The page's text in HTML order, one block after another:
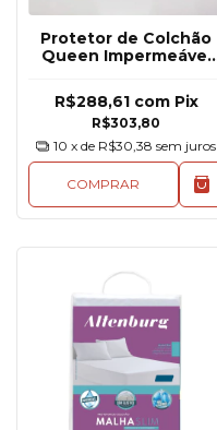
Protetor de Colchão
Queen Impermeável
R$303,80
R$288,61 com Pix
10 x de R$30,38 sem juros
COMPRAR